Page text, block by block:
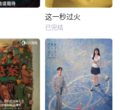
这一秒过火
已完结